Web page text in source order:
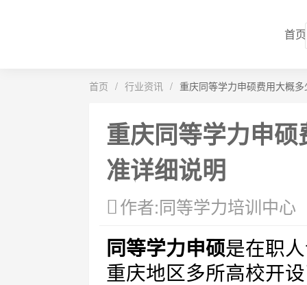
首页
首页 / 行业资讯 / 重庆同等学力申硕费用大概
重庆同等学力申
准详细说明
作者:同等学力培训中心
同等学力申硕是在职
重庆地区多所高校开